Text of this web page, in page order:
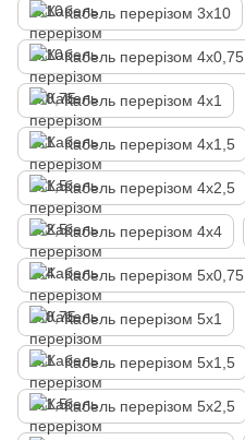
Кабель перерізом 3х10
Кабель перерізом 4х0,75
Кабель перерізом 4х1
Кабель перерізом 4х1,5
Кабель перерізом 4х2,5
Кабель перерізом 4х4
Кабель перерізом 5х0,75
Кабель перерізом 5х1
Кабель перерізом 5х1,5
Кабель перерізом 5х2,5